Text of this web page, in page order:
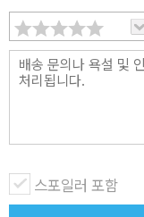
스포일러 포함